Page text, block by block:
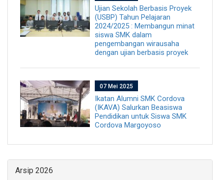
Ujian Sekolah Berbasis Proyek
(USBP) Tahun Pelajaran
2024/2025 : Membangun minat
siswa SMK dalam
pengembangan wirausaha
dengan ujian berbasis proyek
07 Mei 2025
Ikatan Alumni SMK Cordova
(IKAVA) Salurkan Beasiswa
Pendidikan untuk Siswa SMK
Cordova Margoyoso
Arsip 2026